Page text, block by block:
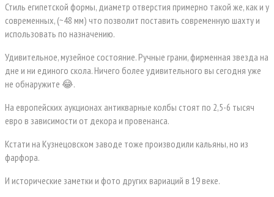
Стиль египетской формы, диаметр отверстия примерно такой же, как и у
современных, (~48 мм) что позволит поставить современную шахту и
использовать по назначению.
Удивительное, музейное состояние. Ручные грани, фирменная звезда на
дне и ни единого скола. Ничего более удивительного вы сегодня уже
не обнаружите 😂.
На европейских аукционах антикварные колбы стоят по 2,5-6 тысяч
евро в зависимости от декора и провенанса.
Кстати на Кузнецовском заводе тоже производили кальяны, но из
фарфора.
И исторические заметки и фото других вариаций в 19 веке.